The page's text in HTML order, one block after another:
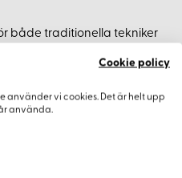
både traditionella tekniker
Cookie policy
använder vi cookies. Det är helt upp
använda.